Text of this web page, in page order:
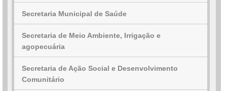
Secretaria Municipal de Saúde
Secretaria de Meio Ambiente, Irrigação e
agopecuária
Secretaria de Ação Social e Desenvolvimento
Comunitário